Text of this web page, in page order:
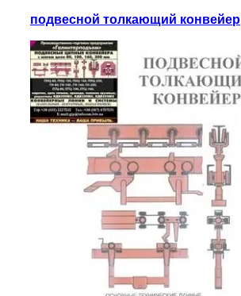
подвесной толкающий конвейер